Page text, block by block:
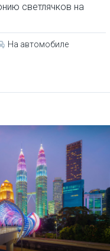
светлячков на
На автомобиле